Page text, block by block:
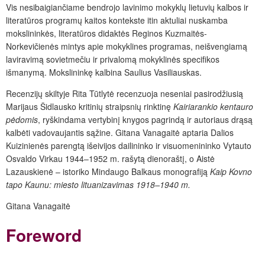
Vis nesibaigiančiame bendrojo lavinimo mokyklų lietuvių kalbos ir
literatūros programų kaitos kontekste itin aktuliai nuskamba
mokslininkės, literatūros didaktės Reginos Kuzmaitės-
Norkevičienės mintys apie mokyklines programas, neišvengiamą
laviravimą sovietmečiu ir privalomą mokyklinės specifikos
išmanymą. Mokslininkę kalbina Saulius Vasiliauskas.
Recenzijų skiltyje Rita Tūtlytė recenzuoja neseniai pasirodžiusią
Marijaus Šidlausko kritinių straipsnių rinktinę Kairiarankio kentauro
pėdomis, ryškindama vertybinį knygos pagrindą ir autoriaus drąsą
kalbėti vadovaujantis sąžine. Gitana Vanagaitė aptaria Dalios
Kuizinienės parengtą išeivijos dailininko ir visuomenininko Vytauto
Osvaldo Virkau 1944–1952 m. rašytą dienoraštį, o Aistė
Lazauskienė – istoriko Mindaugo Balkaus monografiją Kaip Kovno
tapo Kaunu: miesto lituanizavimas 1918–1940 m.
Gitana Vanagaitė
Foreword